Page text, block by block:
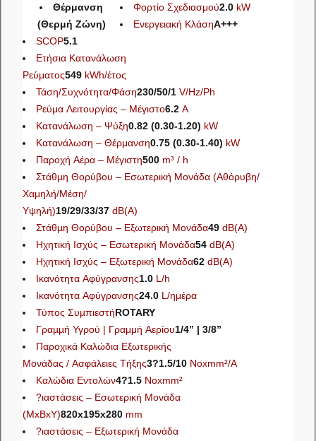
Θέρμανση
(Θερμή Ζώνη)
Φορτίο Σχεδιασμού2.0 kW
Ενεργειακή ΚλάσηA+++
SCOP5.1
Ετήσια Κατανάλωση
Ρεύματος549 kWh/έτος
Τάση/Συχνότητα/Φάση230/50/1 V/Hz/Ph
Ρεύμα Λειτουργίας – Μέγιστο6.2 A
Κατανάλωση – Ψύξη0.82 (0.30-1.20) kW
Κατανάλωση – Θέρμανση0.75 (0.30-1.40) kW
Παροχή Αέρα – Μέγιστη500 m³ / h
Στάθµη Θορύβου – Εσωτερική Μονάδα (Αθόρυβη/
Χαμηλή/Μέση/
Υψηλή)19/29/33/37 dB(A)
Στάθµη Θορύβου – Εξωτερική Μονάδα49 dB(A)
Ηχητική Ισχύς – Εσωτερική Μονάδα54 dB(A)
Ηχητική Ισχύς – Εξωτερική Μονάδα62 dB(A)
Ικανότητα Αφύγρανσης1.0 L/h
Ικανότητα Αφύγρανσης24.0 L/ημέρα
Τύπος ΣυµπιεστήROTARY
Γραµµή Υγρού | Γραμμή Αερίου1/4” | 3/8”
Παροχικά Καλώδια Εξωτερικής
Μονάδας / Aσφάλειες Τήξης3?1.5/10 Noxmm²/A
Καλώδια Εντολών4?1.5 Νοxmm²
?ιαστάσεις – Εσωτερική Μονάδα
(ΜxBxY)820x195x280 mm
?ιαστάσεις – Εξωτερική Μονάδα